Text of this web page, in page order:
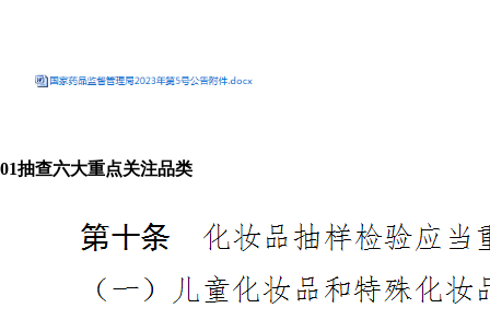
01抽查六大重点关注品类